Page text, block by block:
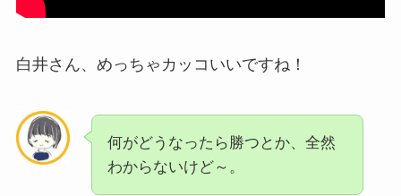
白井さん、めっちゃカッコいいですね！
何がどうなったら勝つとか、全然
わからないけど～。